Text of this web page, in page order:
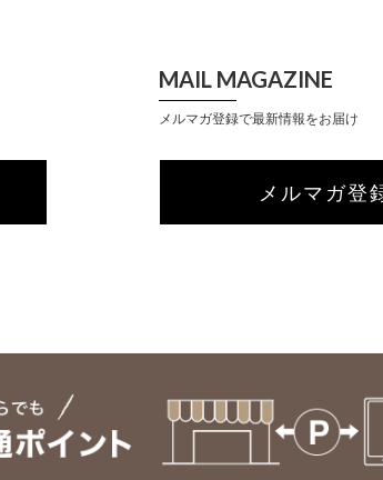
MAIL MAGAZINE
メルマガ登録で最新情報をお届け
メルマガ登